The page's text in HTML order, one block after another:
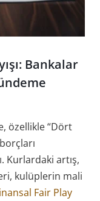
Bankalar
özellikle “Dört
Kurlardaki artış,
kulüplerin mali
Fair Play